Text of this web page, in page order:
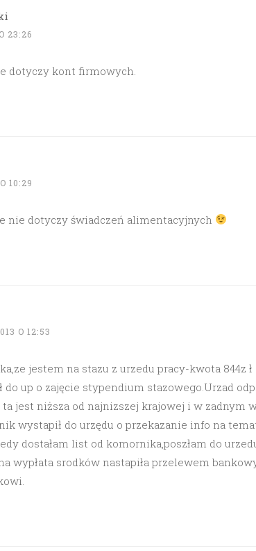
23:26
dotyczy kont firmowych.
10:29
nie dotyczy świadczeń alimentacyjnych
O 12:53
jestem na stazu z urzedu pracy-kwota 844z ł
up o zajęcie stypendium stazowego.Urzad
jest niższa od najnizszej krajowej i w zadnym
wystapił do urzędu o przekazanie info na
dostałam list od komornika,poszłam do
wypłata srodków nastapiła przelewem